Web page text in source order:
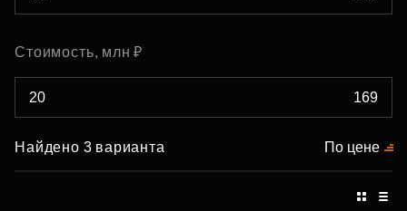
Стоимость, млн ₽
Найдено 3 варианта По цене